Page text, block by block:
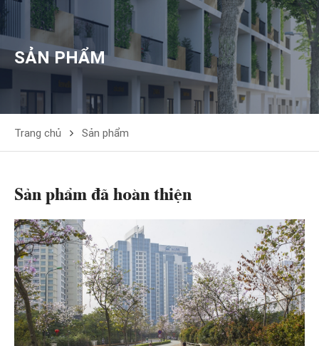
SẢN PHẨM
Trang chủ Sản phẩm
Sản phẩm đã hoàn thiện